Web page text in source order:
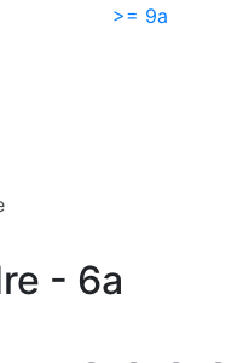
>= 9a
- 6a